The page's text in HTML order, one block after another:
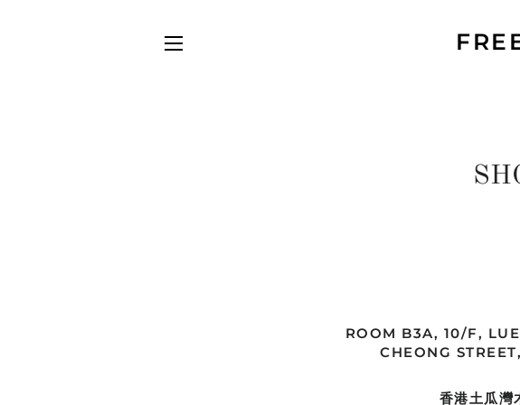
ROOM B3A, 10/F,
CHEONG
香港土瓜